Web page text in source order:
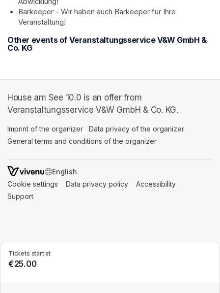
Tickets start at
€25.00
Barkeeper - Wir haben auch Barkeeper für Ihre
Veranstaltung!
Other events of Veranstaltungsservice V&W GmbH &
Co. KG
House am See 10.0 is an offer from
Veranstaltungsservice V&W GmbH & Co. KG.
Imprint of the organizer (opens in a new tab)
Data privacy of the organizer
General terms and conditions of the organizer
SWITCH LANGUAGE
Cookie settings (opens in a new tab)
Data privacy policy (opens in a new tab)
Accessibility
Support